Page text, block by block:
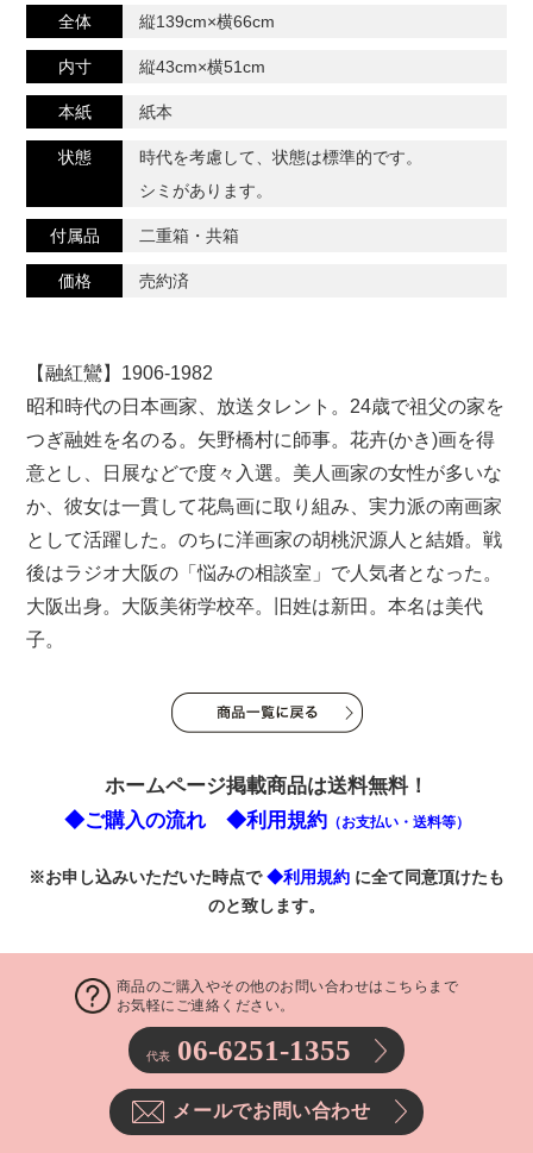
全体 縦139cm×横66cm
内寸 縦43cm×横51cm
本紙 紙本
状態
時代を考慮して、状態は標準的です。
シミがあります。
付属品 二重箱・共箱
価格 売約済
【融紅鸞】1906-1982
昭和時代の日本画家、放送タレント。24歳で祖父の家を
つぎ融姓を名のる。矢野橋村に師事。花卉(かき)画を得
意とし、日展などで度々入選。美人画家の女性が多いな
か、彼女は一貫して花鳥画に取り組み、実力派の南画家
として活躍した。のちに洋画家の胡桃沢源人と結婚。戦
後はラジオ大阪の「悩みの相談室」で人気者となった。
大阪出身。大阪美術学校卒。旧姓は新田。本名は美代
子。
ホームページ掲載商品は送料無料！
◆ご購入の流れ
◆利用規約 （お支払い・送料等）
※お申し込みいただいた時点で◆利用規約 に全て同意頂けたも
のと致します。
商品のご購入やその他のお問い合わせはこちらまで
お気軽にご連絡ください。
代表 06-6251-1355
メールでお問い合わせ